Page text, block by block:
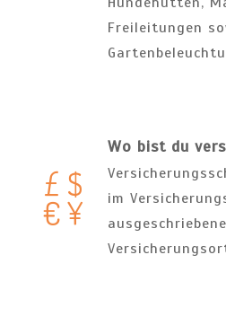
Freileitungen
Wo bist du
im